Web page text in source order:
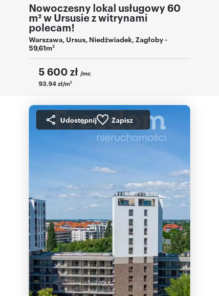
Nowoczesny lokal usługowy 60
m² w Ursusie z witrynami
polecam!
Warszawa, Ursus, Niedźwiadek,Zagłoby-
59,61m2
5 600 zł /mc
93,94 zł/m2
Udostępnij Zapisz